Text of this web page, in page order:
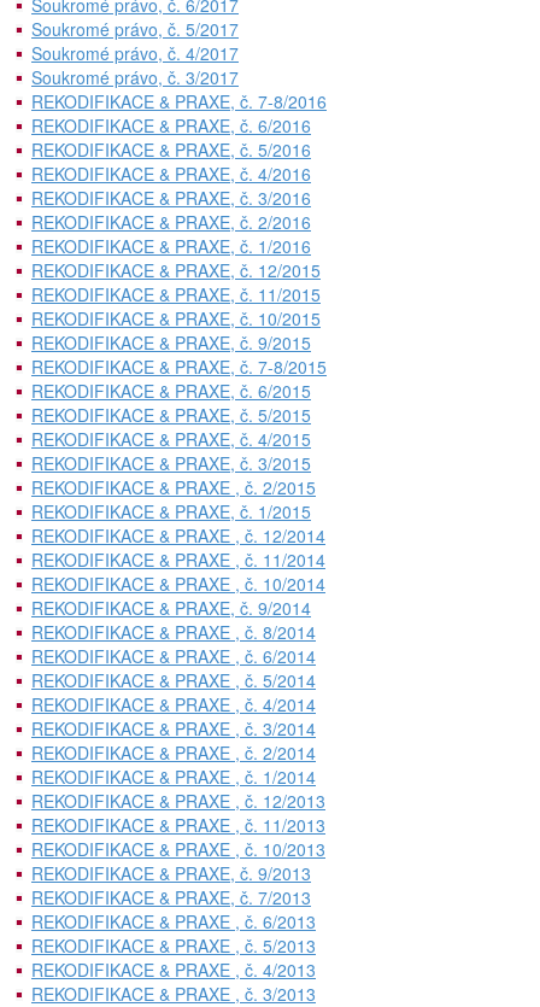
Soukromé právo, č. 6/2017
Soukromé právo, č. 5/2017
Soukromé právo, č. 4/2017
Soukromé právo, č. 3/2017
REKODIFIKACE & PRAXE, č. 7-8/2016
REKODIFIKACE & PRAXE, č. 6/2016
REKODIFIKACE & PRAXE, č. 5/2016
REKODIFIKACE & PRAXE, č. 4/2016
REKODIFIKACE & PRAXE, č. 3/2016
REKODIFIKACE & PRAXE, č. 2/2016
REKODIFIKACE & PRAXE, č. 1/2016
REKODIFIKACE & PRAXE, č. 12/2015
REKODIFIKACE & PRAXE, č. 11/2015
REKODIFIKACE & PRAXE, č. 10/2015
REKODIFIKACE & PRAXE, č. 9/2015
REKODIFIKACE & PRAXE, č. 7-8/2015
REKODIFIKACE & PRAXE, č. 6/2015
REKODIFIKACE & PRAXE, č. 5/2015
REKODIFIKACE & PRAXE, č. 4/2015
REKODIFIKACE & PRAXE, č. 3/2015
REKODIFIKACE & PRAXE , č. 2/2015
REKODIFIKACE & PRAXE, č. 1/2015
REKODIFIKACE & PRAXE , č. 12/2014
REKODIFIKACE & PRAXE , č. 11/2014
REKODIFIKACE & PRAXE , č. 10/2014
REKODIFIKACE & PRAXE, č. 9/2014
REKODIFIKACE & PRAXE , č. 8/2014
REKODIFIKACE & PRAXE , č. 6/2014
REKODIFIKACE & PRAXE , č. 5/2014
REKODIFIKACE & PRAXE , č. 4/2014
REKODIFIKACE & PRAXE , č. 3/2014
REKODIFIKACE & PRAXE , č. 2/2014
REKODIFIKACE & PRAXE , č. 1/2014
REKODIFIKACE & PRAXE , č. 12/2013
REKODIFIKACE & PRAXE , č. 11/2013
REKODIFIKACE & PRAXE , č. 10/2013
REKODIFIKACE & PRAXE, č. 9/2013
REKODIFIKACE & PRAXE, č. 7/2013
REKODIFIKACE & PRAXE , č. 6/2013
REKODIFIKACE & PRAXE , č. 5/2013
REKODIFIKACE & PRAXE , č. 4/2013
REKODIFIKACE & PRAXE , č. 3/2013